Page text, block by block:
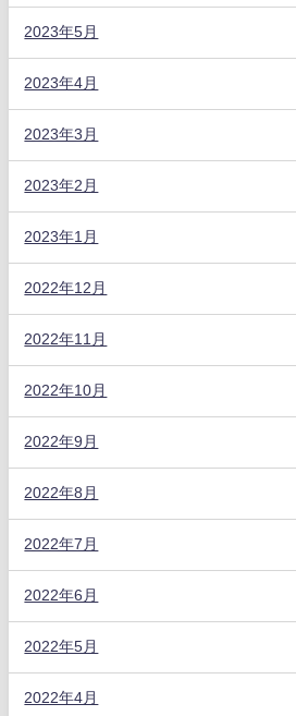
2023年5月
2023年4月
2023年3月
2023年2月
2023年1月
2022年12月
2022年11月
2022年10月
2022年9月
2022年8月
2022年7月
2022年6月
2022年5月
2022年4月